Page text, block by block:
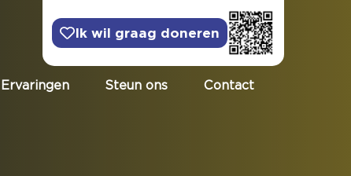
Ik wil graag doneren
Ervaringen Steun ons Contact